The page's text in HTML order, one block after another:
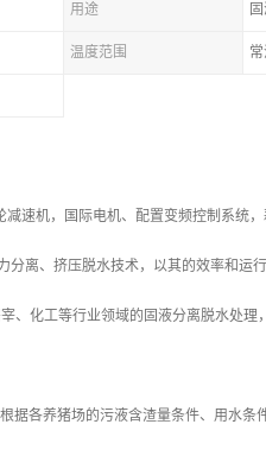
用途
温度范围
速机，国际电机、配置变频控制系统
离、挤压脱水技术，以其的效率和运
化工等行业领域的固液分离脱水处理
各养猪场的污液含渣量条件、用水